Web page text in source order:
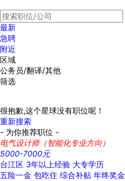
最新
急聘
附近
区域
公务员/翻译/其他
筛选
很抱歉,这个星球没有职位呢！
重新搜索
- 为你推荐职位 -
电气设计师（智能化专业方向）
5000-7000元
台江区 3年以上经验 大专学历
五险一金 包吃住 综合补贴 年终奖金